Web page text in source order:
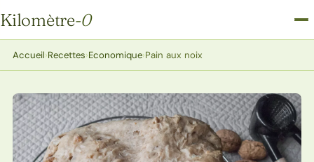
Kilomètre-0
Kilomètre-0
Accueil›Recettes›Economique›Pain aux noix